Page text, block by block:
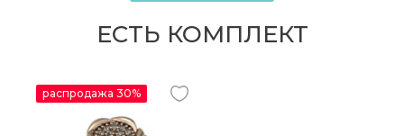
ЕСТЬ КОМПЛЕКТ
распродажа 30%